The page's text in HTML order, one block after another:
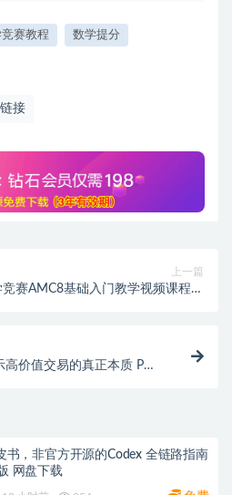
赛教程 数学提分
链接
上一篇
赛AMC8基础入门教学视频课程》
价值交易的真正本质 PDF
书，非官方开源的Codex 全链路指南
网盘下载